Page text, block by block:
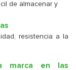
de almacenar y
resistencia a la
marca en las